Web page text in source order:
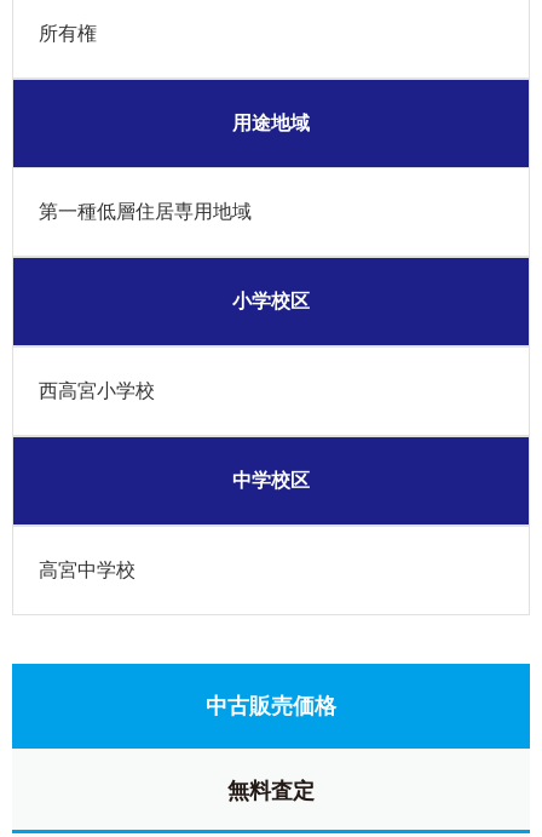
所有権
用途地域
第一種低層住居専用地域
小学校区
西高宮小学校
中学校区
高宮中学校
中古販売価格
無料査定